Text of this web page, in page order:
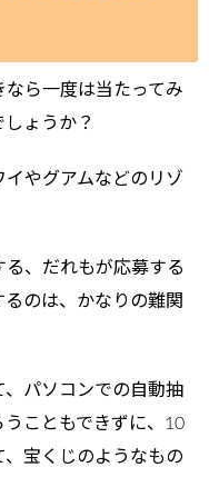
ら一度は当たってみ
ょうか？
やグアムなどのリゾ
、だれもが応募する
のは、かなりの難関
パソコンでの自動抽
こともできずに、10
、宝くじのようなもの